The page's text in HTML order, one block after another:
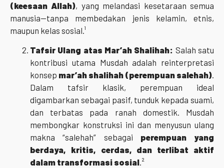
(keesaan Allah), yang melandasi kesetaraan semua
manusia—tanpa membedakan jenis kelamin, etnis,
maupun kelas sosial.¹
Tafsir Ulang atas Mar’ah Shalihah: Salah satu
kontribusi utama Musdah adalah reinterpretasi
konsep mar’ah shalihah (perempuan salehah).
Dalam tafsir klasik, perempuan ideal
digambarkan sebagai pasif, tunduk kepada suami,
dan terbatas pada ranah domestik. Musdah
membongkar konstruksi ini dan menyusun ulang
makna “salehah” sebagai perempuan yang
berdaya, kritis, cerdas, dan terlibat aktif
dalam transformasi sosial.²